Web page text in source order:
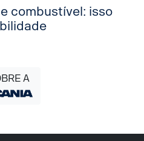
combustível: isso
A